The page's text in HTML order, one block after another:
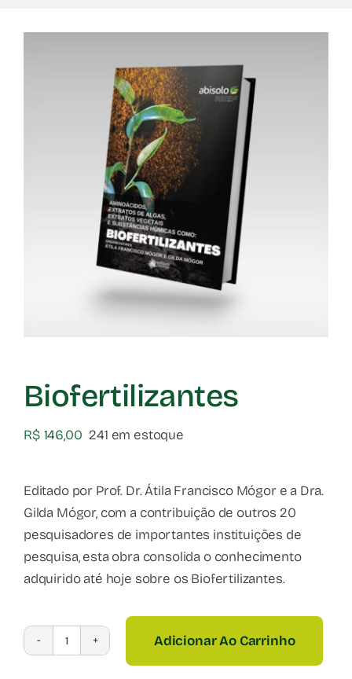
Biofertilizantes
R$ 146,00 241 em estoque
Editado por Prof. Dr. Átila Francisco Mógor e a Dra.
Gilda Mógor, com a contribuição de outros 20
pesquisadores de importantes instituições de
pesquisa, esta obra consolida o conhecimento
adquirido até hoje sobre os Biofertilizantes.
Biofertilizantes
Adicionar Ao Carrinho